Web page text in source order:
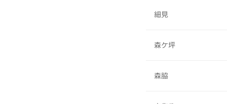
細見
森ケ坪
森脇